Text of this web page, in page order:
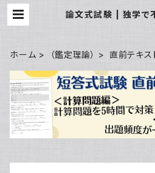
論文式試験 | 独学で
ホーム （鑑定理論） 直前テキス